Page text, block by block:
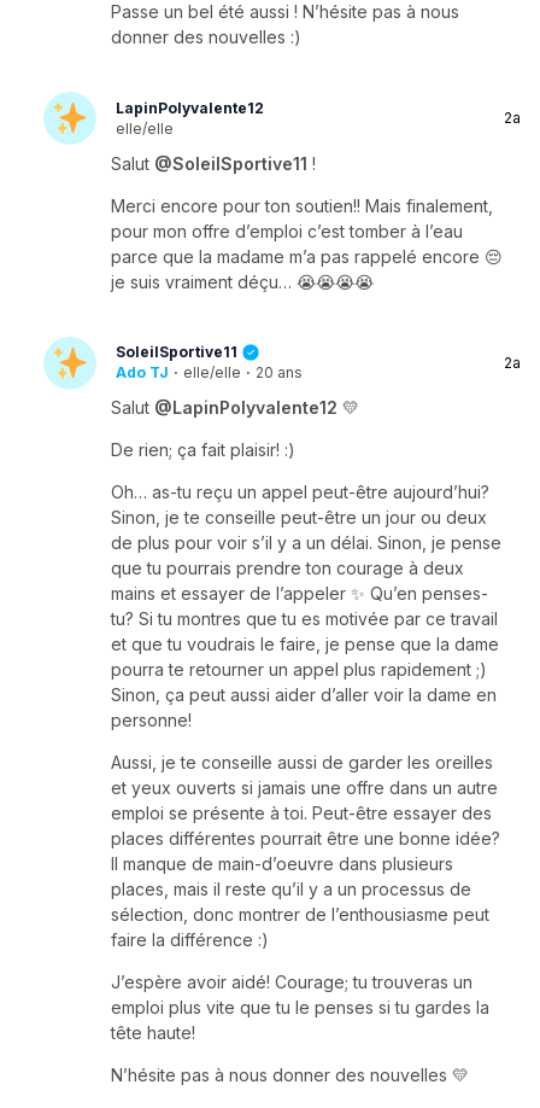
Passe un bel été aussi ! N’hésite pas à nous
donner des nouvelles :)
LapinPolyvalente12
elle/elle
2a
Salut @SoleilSportive11 !
Merci encore pour ton soutien!! Mais finalement,
pour mon offre d’emploi c’est tomber à l’eau
parce que la madame m’a pas rappelé encore 😔
je suis vraiment déçu… 😭😭😭😭
SoleilSportive11
Ado TJ · elle/elle · 20 ans
2a
Salut @LapinPolyvalente12 💛
De rien; ça fait plaisir! :)
Oh… as-tu reçu un appel peut-être aujourd’hui?
Sinon, je te conseille peut-être un jour ou deux
de plus pour voir s’il y a un délai. Sinon, je pense
que tu pourrais prendre ton courage à deux
mains et essayer de l’appeler ✨ Qu’en penses-
tu? Si tu montres que tu es motivée par ce travail
et que tu voudrais le faire, je pense que la dame
pourra te retourner un appel plus rapidement ;)
Sinon, ça peut aussi aider d’aller voir la dame en
personne!
Aussi, je te conseille aussi de garder les oreilles
et yeux ouverts si jamais une offre dans un autre
emploi se présente à toi. Peut-être essayer des
places différentes pourrait être une bonne idée?
Il manque de main-d’oeuvre dans plusieurs
places, mais il reste qu’il y a un processus de
sélection, donc montrer de l’enthousiasme peut
faire la différence :)
J’espère avoir aidé! Courage; tu trouveras un
emploi plus vite que tu le penses si tu gardes la
tête haute!
N’hésite pas à nous donner des nouvelles 💛